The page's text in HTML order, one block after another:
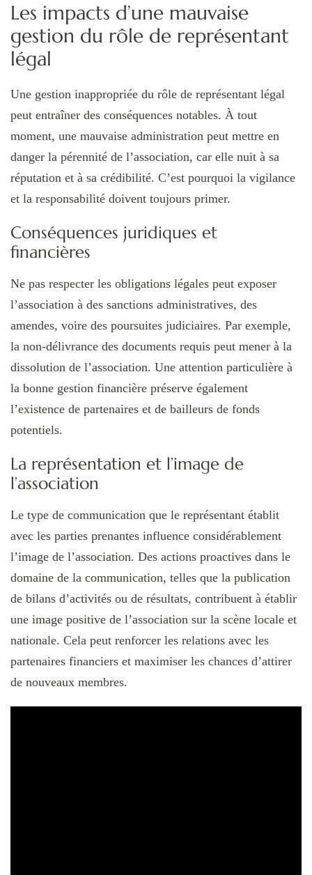
Les impacts d’une mauvaise
gestion du rôle de représentant
légal
Une gestion inappropriée du rôle de représentant légal
peut entraîner des conséquences notables. À tout
moment, une mauvaise administration peut mettre en
danger la pérennité de l’association, car elle nuit à sa
réputation et à sa crédibilité. C’est pourquoi la vigilance
et la responsabilité doivent toujours primer.
Conséquences juridiques et
financières
Ne pas respecter les obligations légales peut exposer
l’association à des sanctions administratives, des
amendes, voire des poursuites judiciaires. Par exemple,
la non-délivrance des documents requis peut mener à la
dissolution de l’association. Une attention particulière à
la bonne gestion financière préserve également
l’existence de partenaires et de bailleurs de fonds
potentiels.
La représentation et l’image de
l’association
Le type de communication que le représentant établit
avec les parties prenantes influence considérablement
l’image de l’association. Des actions proactives dans le
domaine de la communication, telles que la publication
de bilans d’activités ou de résultats, contribuent à établir
une image positive de l’association sur la scène locale et
nationale. Cela peut renforcer les relations avec les
partenaires financiers et maximiser les chances d’attirer
de nouveaux membres.